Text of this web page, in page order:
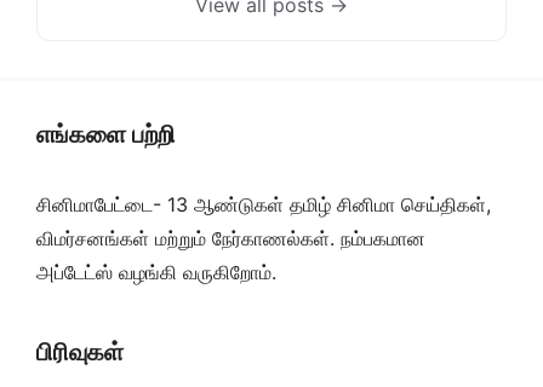
View all posts →
எங்களை பற்றி
சினிமாபேட்டை- 13 ஆண்டுகள் தமிழ் சினிமா செய்திகள்,
விமர்சனங்கள் மற்றும் நேர்காணல்கள். நம்பகமான
அப்டேட்ஸ் வழங்கி வருகிறோம்.
பிரிவுகள்